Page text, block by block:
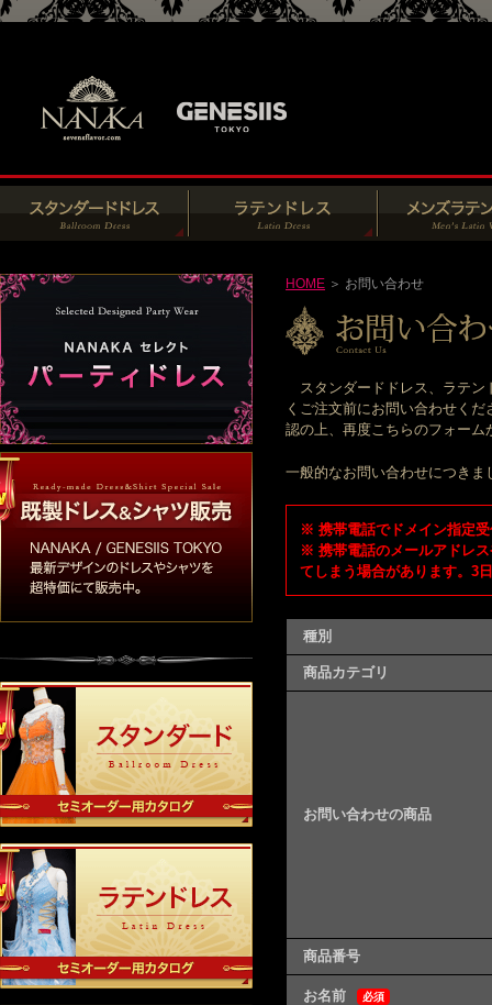
HOME ＞ お問い合わせ
スタンダードドレス、ラテン
くご注文前にお問い合わせく
認の上、再度こちらのフォー
一般的なお問い合わせにつき
※ 携帯電話でドメイン指定
※ 携帯電話のメールアドレ
てしまう場合があります。3
種別
商品カテゴリ
お問い合わせの商品
商品番号
お名前 必須